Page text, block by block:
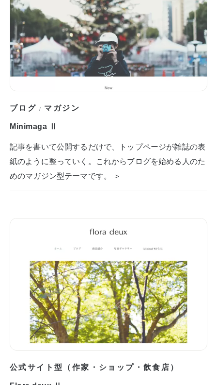
ブログ / マガジン
Minimaga Ⅱ
記事を書いて公開するだけで、トップページが雑誌の表
紙のように整っていく。これからブログを始める人のた
めのマガジン型テーマです。 ＞
公式サイト型（作家・ショップ・飲食店）